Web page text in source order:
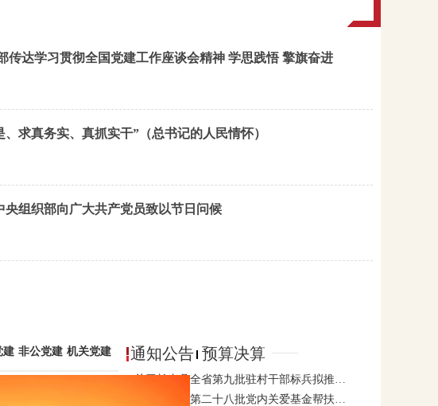
传达学习贯彻全国党建工作座谈会精神 学思践悟 擎旗奋进
、求真务实、真抓实干”（总书记的人民情怀）
央组织部向广大共产党员致以节日问候
建 非公党建 机关党建 通知公告 预算决算
关于长丰县全省第九批驻村干部标兵拟推…
关于长丰县第二十八批党内关爱基金帮扶…